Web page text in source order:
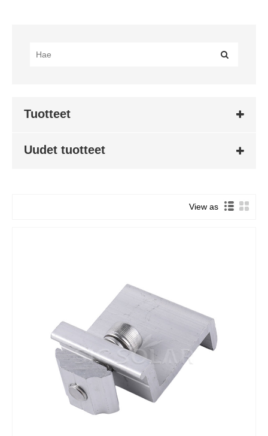
Tuotteet
Uudet tuotteet
View as